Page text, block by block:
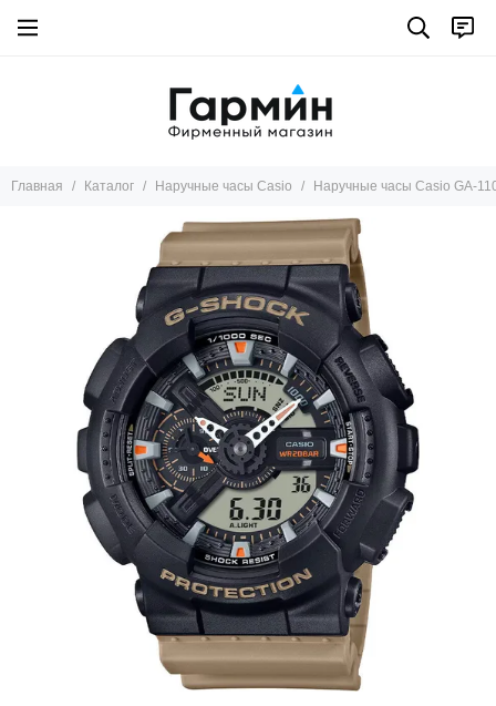
Главная Каталог Наручные часы Casio Наручные часы Casio GA-